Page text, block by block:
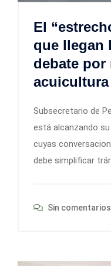
El
que llegan
debate por
acuicultura
Subsecretario de
está alcanzando
cuyas
debe simplificar
Sin comentarios